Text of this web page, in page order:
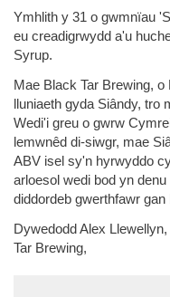
Ymhlith y 31 o gwmnïau
eu creadigrwydd a'u
Syrup.
Mae Black Tar Brewing,
lluniaeth gyda Siândy, tro
Wedi'i greu o gwrw
lemwnêd di-siwgr, mae
ABV isel sy'n hyrwyddo
arloesol wedi bod yn denu
diddordeb gwerthfawr gan
Dywedodd Alex
Tar Brewing,